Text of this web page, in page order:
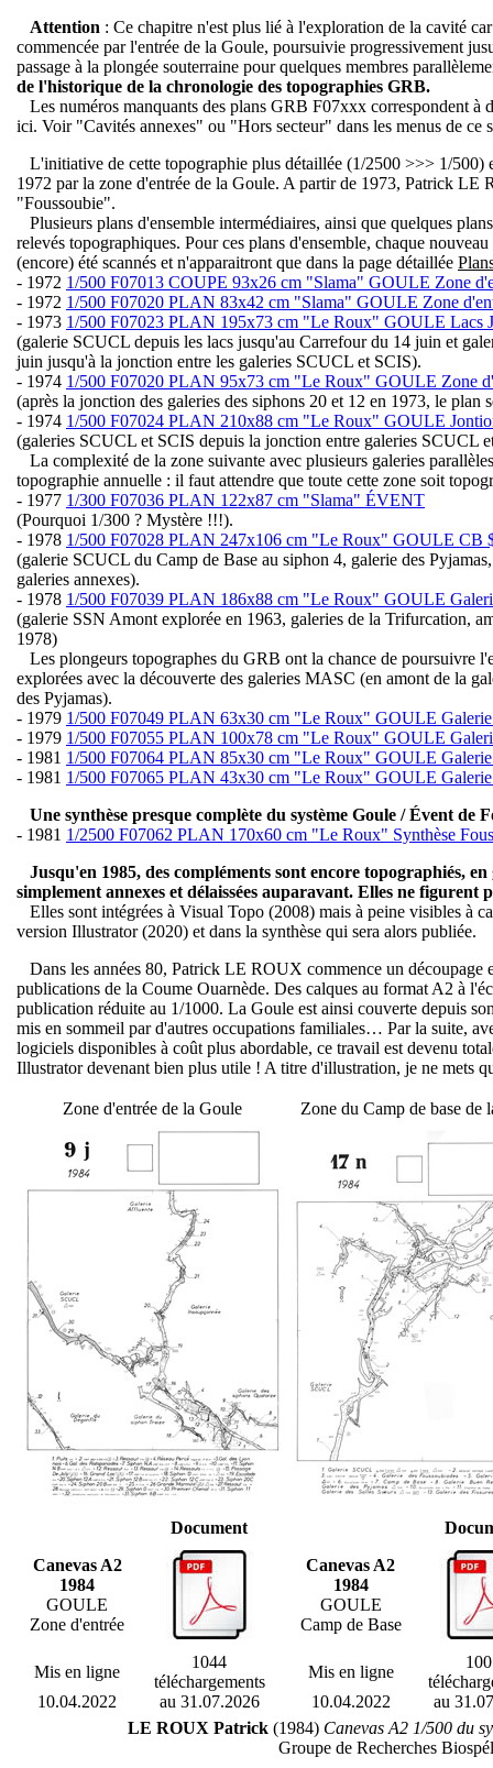
Attention : Ce chapitre n'est plus lié à l'exploration de la cavité
commencée par l'entrée de la Goule, poursuivie progressivement
passage à la plongée souterraine pour quelques membres
de l'historique de la chronologie des topographies GRB.
Les numéros manquants des plans GRB F07xxx correspondent à
ici. Voir "Cavités annexes" ou "Hors secteur" dans les menus de ce
L'initiative de cette topographie plus détaillée (1/2500 >>> 1/500)
1972 par la zone d'entrée de la Goule. A partir de 1973, Patrick LE
"Foussoubie".
Plusieurs plans d'ensemble intermédiaires, ainsi que quelques
relevés topographiques. Pour ces plans d'ensemble, chaque
(encore) été scannés et n'apparaitront que dans la page détaillée
- 1972 1/500 F07013 COUPE 93x26 cm "Slama" GOULE Zone
- 1972 1/500 F07020 PLAN 83x42 cm "Slama" GOULE Zone
- 1973 1/500 F07023 PLAN 195x73 cm "Le Roux" GOULE Lacs
(galerie SCUCL depuis les lacs jusqu'au Carrefour du 14 juin et
juin jusqu'à la jonction entre les galeries SCUCL et SCIS).
- 1974 1/500 F07020 PLAN 95x73 cm "Le Roux" GOULE Zone
(après la jonction des galeries des siphons 20 et 12 en 1973, le plan
- 1974 1/500 F07024 PLAN 210x88 cm "Le Roux" GOULE
(galeries SCUCL et SCIS depuis la jonction entre galeries SCUCL
La complexité de la zone suivante avec plusieurs galeries
topographie annuelle : il faut attendre que toute cette zone soit
- 1977 1/300 F07036 PLAN 122x87 cm "Slama" ÉVENT
(Pourquoi 1/300 ? Mystère !!!).
- 1978 1/500 F07028 PLAN 247x106 cm "Le Roux" GOULE CB
(galerie SCUCL du Camp de Base au siphon 4, galerie des
galeries annexes).
- 1978 1/500 F07039 PLAN 186x88 cm "Le Roux" GOULE
(galerie SSN Amont explorée en 1963, galeries de la Trifurcation,
1978)
Les plongeurs topographes du GRB ont la chance de poursuivre
explorées avec la découverte des galeries MASC (en amont de la
des Pyjamas).
- 1979 1/500 F07049 PLAN 63x30 cm "Le Roux" GOULE
- 1979 1/500 F07055 PLAN 100x78 cm "Le Roux" GOULE
- 1981 1/500 F07064 PLAN 85x30 cm "Le Roux" GOULE
- 1981 1/500 F07065 PLAN 43x30 cm "Le Roux" GOULE
Une synthèse presque complète du système Goule / Évent de
- 1981 1/2500 F07062 PLAN 170x60 cm "Le Roux" Synthèse
Jusqu'en 1985, des compléments sont encore topographiés,
simplement annexes et délaissées auparavant. Elles ne figurent
Elles sont intégrées à Visual Topo (2008) mais à peine visibles à
version Illustrator (2020) et dans la synthèse qui sera alors publiée.
Dans les années 80, Patrick LE ROUX commence un découpage
publications de la Coume Ouarnède. Des calques au format A2 à
publication réduite au 1/1000. La Goule est ainsi couverte depuis
mis en sommeil par d'autres occupations familiales… Par la suite,
logiciels disponibles à coût plus abordable, ce travail est devenu
Illustrator devenant bien plus utile ! A titre d'illustration, je ne mets
Zone d'entrée de la Goule Zone du Camp de base de
Document
Canevas A2
1984
GOULE
Zone d'entrée
Mis en ligne
1044
téléchargements
10.04.2022
au 31.07.2026
Canevas A2
1984
GOULE
Camp de Base
Mis en ligne
10.04.2022
au
LE ROUX Patrick(1984) Canevas A2 1/500 du
Groupe de Recherches